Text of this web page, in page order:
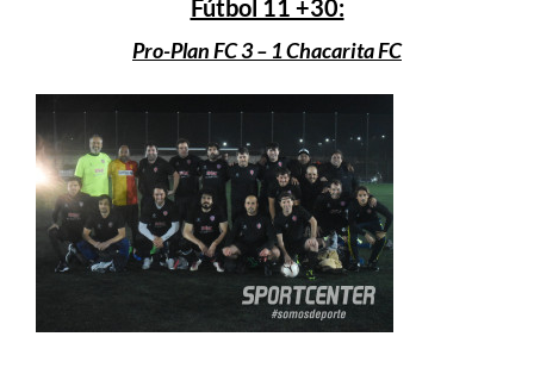
Fútbol 11 +30:
Pro-Plan FC 3 – 1 Chacarita FC